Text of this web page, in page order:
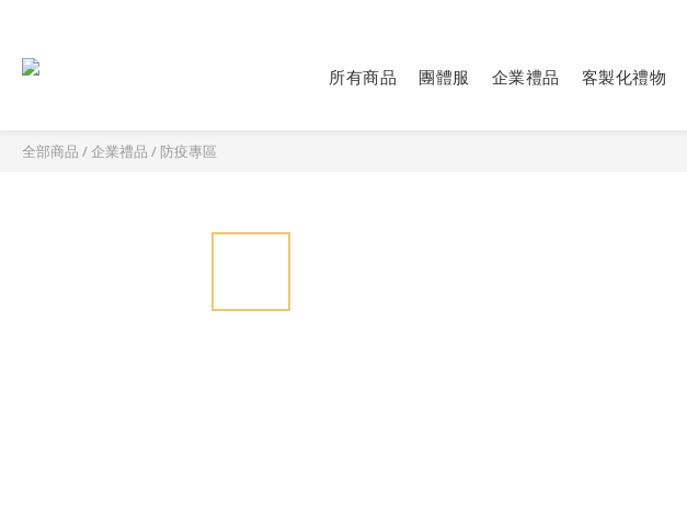
所有商品 團體服 企業禮品 客製化禮物
全部商品 /企業禮品 / 防疫專區